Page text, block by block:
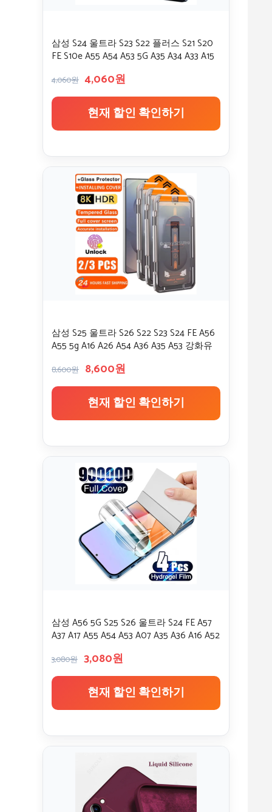
삼성 S24 울트라 S23 S22 플러스 S21 S20
FE S10e A55 A54 A53 5G A35 A34 A33 A15
면 보호기
4,060원 4,060원
현재 할인 확인하기
삼성 S25 울트라 S26 S22 S23 S24 FE A56
A55 5g A16 A26 A54 A36 A35 A53 강화유
8,600원 8,600원
현재 할인 확인하기
삼성 A56 5G S25 S26 울트라 S24 FE A57
A37 A17 A55 A54 A53 A07 A35 A36 A16 A52
린 보호필름
3,080원 3,080원
현재 할인 확인하기